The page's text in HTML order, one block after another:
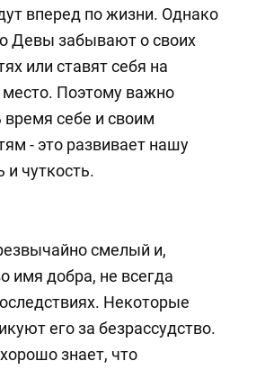
вперед по жизни. Однако
Девы забывают о своих
или ставят себя на
место. Поэтому важно
себе и своим
- это развивает нашу
и чуткость.
смелый и,
имя добра, не всегда
Некоторые
его за безрассудство.
знает, что